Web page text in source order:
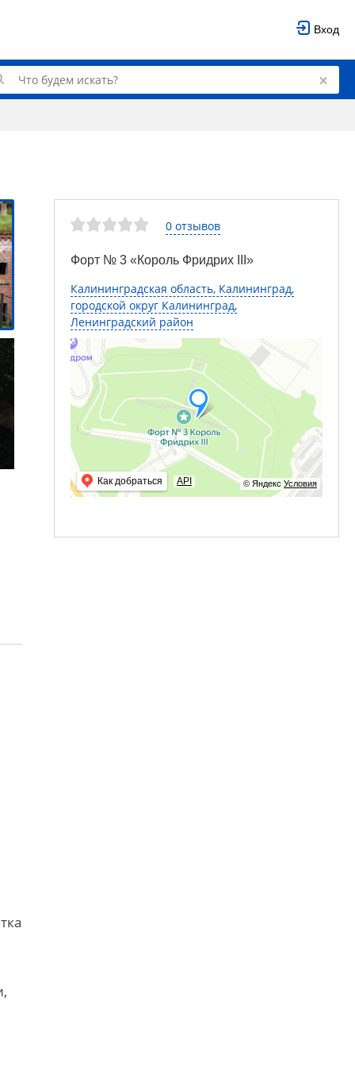
Вход
0 отзывов
Форт № 3 «Король Фридрих III»
Калининградская область, Калининград,
городской округ Калининград,
Ленинградский район
© Яндекс Условия
Как добраться API